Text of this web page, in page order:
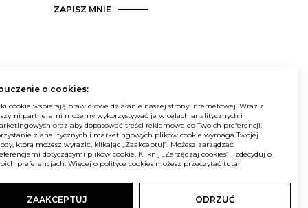
ZAPISZ MNIE
© Balma. Wszelkie prawa zastrzeżone.
o cookies:
cookie wspierają prawidłowe działanie naszej strony internetowej. Wraz z
partnerami możemy wykorzystywać je w celach analitycznych i
oraz aby dopasować treści reklamowe do Twoich preferencji.
z analitycznych i marketingowych plików cookie wymaga Twojej
którą możesz wyrazić, klikając „Zaakceptuj”. Możesz zarządzać
dotyczącymi plików cookie. Kliknij „Zarządzaj cookies” i zdecyduj o
preferencjach. Więcej o polityce cookies możesz przeczytać tutaj
ZAAKCEPTUJ ODRZUĆ